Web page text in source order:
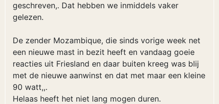
geschreven,. Dat hebben we inmiddels vaker
gelezen.
De zender Mozambique, die sinds vorige week net
een nieuwe mast in bezit heeft en vandaag goeie
reacties uit Friesland en daar buiten kreeg was blij
met de nieuwe aanwinst en dat met maar een kleine
90 watt,,.
Helaas heeft het niet lang mogen duren.